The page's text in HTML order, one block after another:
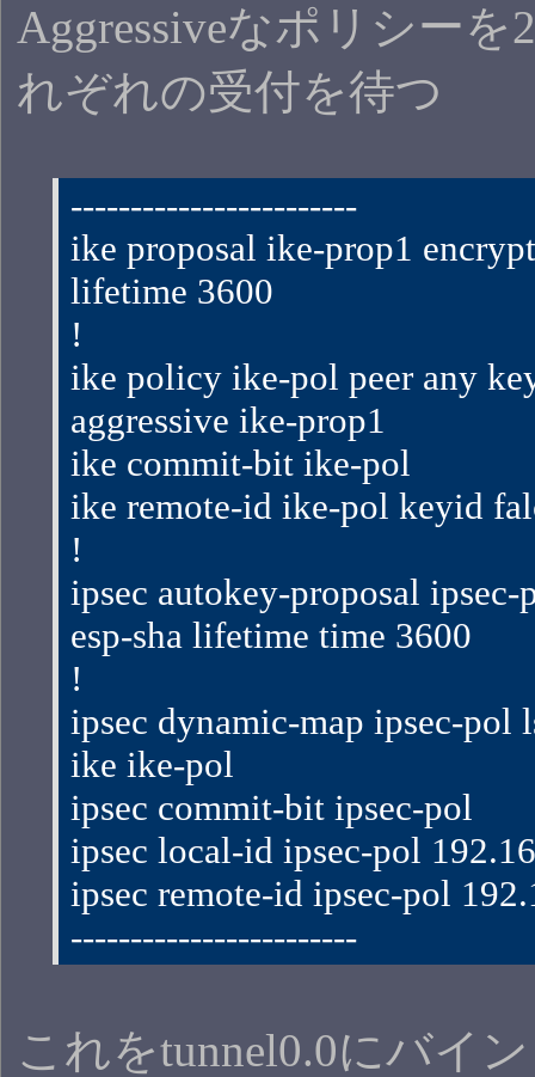
Aggressiveなポリシーを
れぞれの受付を待つ
------------------------
ike proposal ike-prop1
lifetime 3600
!
ike policy ike-pol peer any
aggressive ike-prop1
ike commit-bit ike-pol
ike remote-id ike-pol keyid
!
ipsec autokey-proposal ipsec-
esp-sha lifetime time 3600
!
ipsec dynamic-map ipsec-pol
ike ike-pol
ipsec commit-bit ipsec-pol
ipsec local-id ipsec-pol
ipsec remote-id ipsec-pol
------------------------
これをtunnel0.0にバイ